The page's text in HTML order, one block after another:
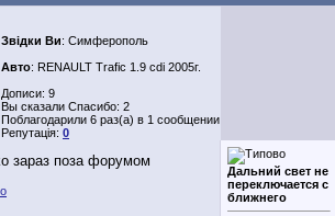
Звідки Ви: Cимферополь
Авто: RENAULT Trafic 1.9 cdi 2005г.
Дописи: 9
Вы сказали Спасибо: 2
Поблагодарили 6 раз(а) в 1 сообщении
Репутація: 0
Дальний свет не
переключается с
ближнего